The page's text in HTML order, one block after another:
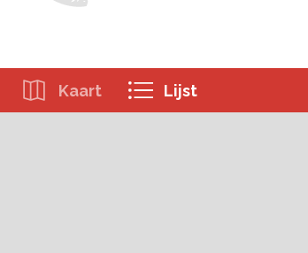
Kaart Lijst